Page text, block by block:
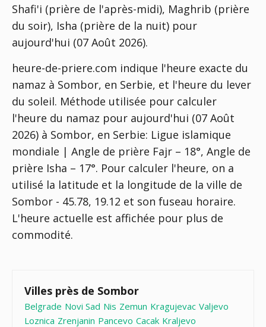
Shafi'i (prière de l'après-midi), Maghrib (prière
du soir), Isha (prière de la nuit) pour
aujourd'hui (07 Août 2026).
heure-de-priere.com indique l'heure exacte du
namaz à Sombor, en Serbie, et l'heure du lever
du soleil. Méthode utilisée pour calculer
l'heure du namaz pour aujourd'hui (07 Août
2026) à Sombor, en Serbie: Ligue islamique
mondiale | Angle de prière Fajr – 18°, Angle de
prière Isha – 17°. Pour calculer l'heure, on a
utilisé la latitude et la longitude de la ville de
Sombor - 45.78, 19.12 et son fuseau horaire.
L'heure actuelle est affichée pour plus de
commodité.
Villes près de Sombor
Belgrade Novi Sad Nis Zemun Kragujevac Valjevo
Loznica Zrenjanin Pancevo Cacak Kraljevo